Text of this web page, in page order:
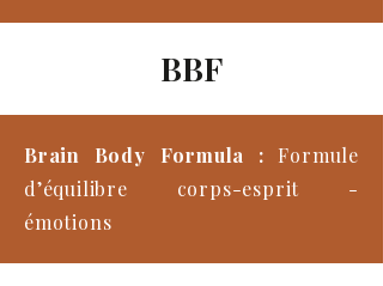
BBF
Brain Body Formula : Formule
d’équilibre corps-esprit -
émotions